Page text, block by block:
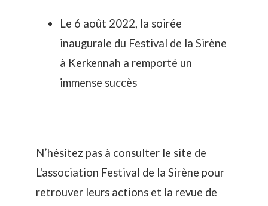
Le 6 août 2022, la soirée
inaugurale du Festival de la Sirène
à Kerkennah a remporté un
immense succès
N’hésitez pas à consulter le site de
L'association Festival de la Sirène pour
retrouver leurs actions et la revue de